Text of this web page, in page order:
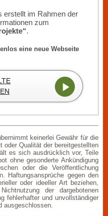
erstellt im Rahmen der
zum
.
eine neue Webseite
keinerlei Gewähr für die
oder Qualität der bereitgestellten
es sich ausdrücklich vor, Teile
ohne gesonderte Ankündigung
oder die Veröffentlichung
Haftungsansprüche gegen den
oder ideeller Art beziehen,
der dargebotenen
fehlerhafter und unvollständiger
ausgeschlossen.